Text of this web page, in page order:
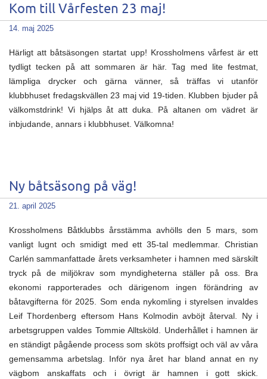
Kom till Vårfesten 23 maj!
14. maj 2025
Härligt att båtsäsongen startat upp! Krossholmens vårfest är ett
tydligt tecken på att sommaren är här. Tag med lite festmat,
lämpliga drycker och gärna vänner, så träffas vi utanför
klubbhuset fredagskvällen 23 maj vid 19-tiden. Klubben bjuder på
välkomstdrink! Vi hjälps åt att duka. På altanen om vädret är
inbjudande, annars i klubbhuset. Välkomna!
Ny båtsäsong på väg!
21. april 2025
Krossholmens Båtklubbs årsstämma avhölls den 5 mars, som
vanligt lugnt och smidigt med ett 35-tal medlemmar. Christian
Carlén sammanfattade årets verksamheter i hamnen med särskilt
tryck på de miljökrav som myndigheterna ställer på oss. Bra
ekonomi rapporterades och därigenom ingen förändring av
båtavgifterna för 2025. Som enda nykomling i styrelsen invaldes
Leif Thordenberg eftersom Hans Kolmodin avböjt återval. Ny i
arbetsgruppen valdes Tommie Alltsköld. Underhållet i hamnen är
en ständigt pågående process som sköts proffsigt och väl av våra
gemensamma arbetslag. Inför nya året har bland annat en ny
vägbom anskaffats och i övrigt är hamnen i gott skick.